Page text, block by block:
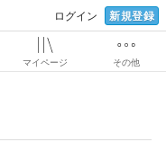
ログイン 新規登録
マイページ その他